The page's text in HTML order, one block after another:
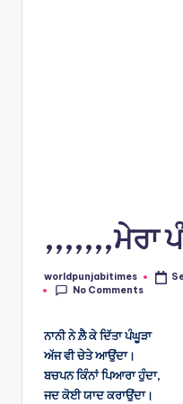
,,,,,,,ਮੇਰਾ
Posted
by
worldpunjabitimes
No Comments
ਨਾਨੀ ਨੇ ਲ਼ੈ ਕੇ ਦਿੱਤਾ ਪੰਘੂੜਾ
‍ਅੱਜ ਵੀ ਚੇਤੇ ਆਉਂਦਾ।
ਬਚਪਨ ਕਿੰਨਾਂ ਪਿਆਰਾ ਹੁੰਦਾ,
ਜਦ ਕੋਈ ਯਾਦ ਕਰਾਉਂਦਾ।